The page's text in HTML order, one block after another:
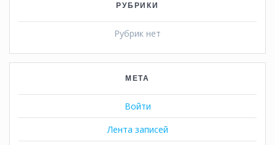
РУБРИКИ
Рубрик нет
МЕТА
Войти
Лента записей